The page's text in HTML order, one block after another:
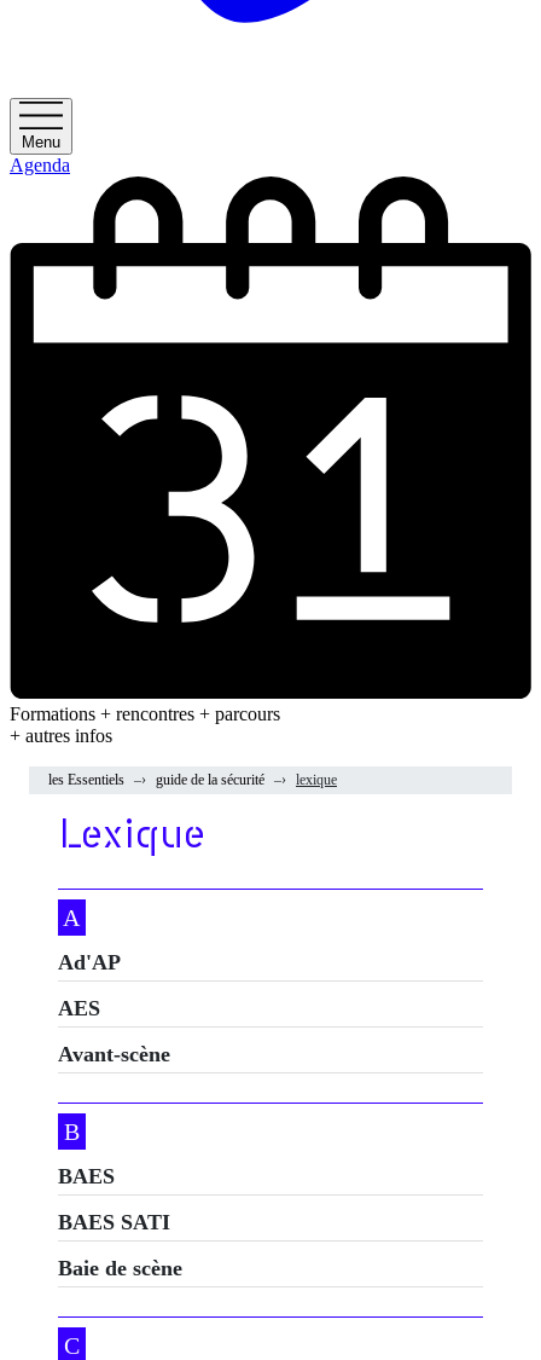
Menu
Agenda
Formations + rencontres + parcours
+ autres infos
les Essentiels guide de la sécurité lexique
Lexique
A
Ad'AP
AES
Avant-scène
B
BAES
BAES SATI
Baie de scène
C